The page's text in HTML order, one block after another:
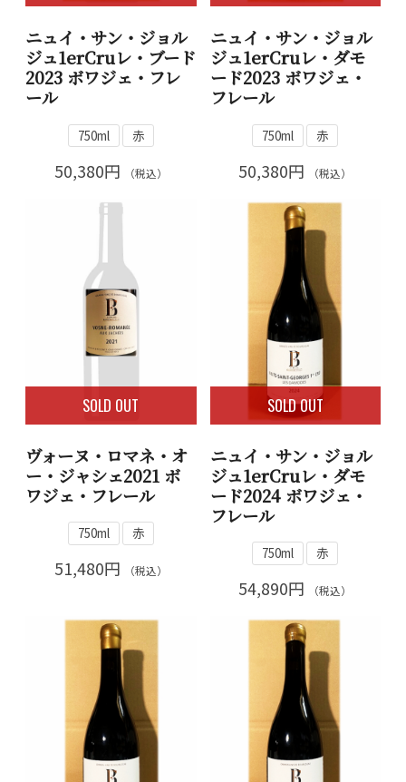
ニュイ・サン・ジョル
ジュ1erCruレ・ブード
2023 ボワジェ・フレ
ール
750ml 赤
50,380円 （税込）
ニュイ・サン・ジョル
ジュ1erCruレ・ダモ
ード2023 ボワジェ・
フレール
750ml 赤
50,380円 （税込）
SOLD OUT
ヴォーヌ・ロマネ・オ
ー・ジャシェ2021 ボ
ワジェ・フレール
750ml 赤
51,480円 （税込）
SOLD OUT
ニュイ・サン・ジョル
ジュ1erCruレ・ダモ
ード2024 ボワジェ・
フレール
750ml 赤
54,890円 （税込）